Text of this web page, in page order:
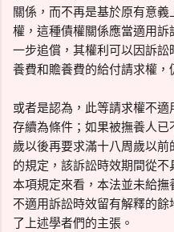
關係，而不再是基於原有意
權，這種債權關係應當適用
一步追償，其權利可以因訴
養費和贍養費的給付請求權，
或者是認為，此等請求權不
存續為條件；如果被撫養人已
歲以後再要求滿十八周歲以
的規定，該訴訟時效期間從
本項規定來看，本法並未給
不適用訴訟時效留有解釋的
了上述學者們的主張。